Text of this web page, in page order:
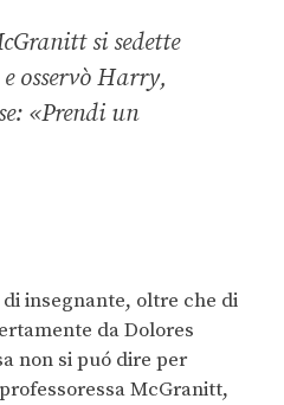
si sedette
osservò Harry,
«Prendi un
di insegnante, oltre che di
da Dolores
non si puó dire per
McGranitt,